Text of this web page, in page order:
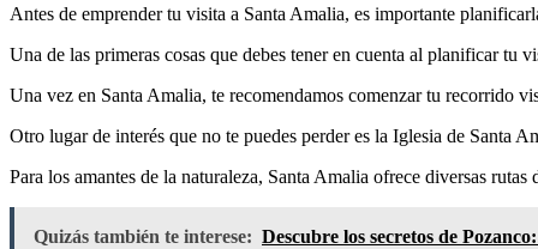
Antes de emprender tu visita a Santa Amalia, es importante
Una de las primeras cosas que debes tener en cuenta al planificar tu
Una vez en Santa Amalia, te recomendamos comenzar tu recorrido
Otro lugar de interés que no te puedes perder es la Iglesia de Santa
Para los amantes de la naturaleza, Santa Amalia ofrece diversas
Quizás también te interese: Descubre los secretos de